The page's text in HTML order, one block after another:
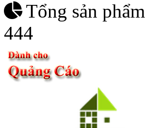
Tổng sản phẩm
444